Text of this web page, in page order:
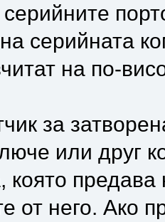
серийната
на по-
за
или друг
която предава
от него. Ако